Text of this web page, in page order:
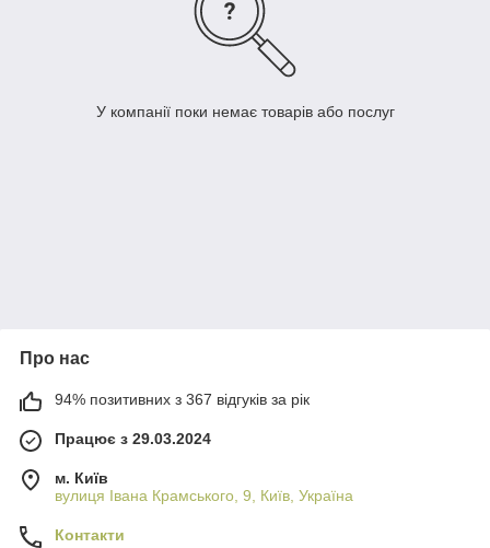
У компанії поки немає товарів або послуг
Про нас
94% позитивних з 367 відгуків за рік
Працює з 29.03.2024
м. Київ
вулиця Івана Крамського, 9, Київ, Україна
Контакти